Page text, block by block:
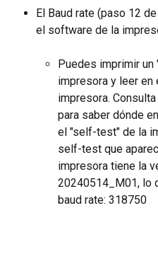
El Baud rate (paso 12
el software de la
Puedes imprimir
impresora y leer en
impresora.
para saber dónde
el "self-test" de la
self-test que
impresora tiene la
20240514_M01, lo
baud rate: 318750